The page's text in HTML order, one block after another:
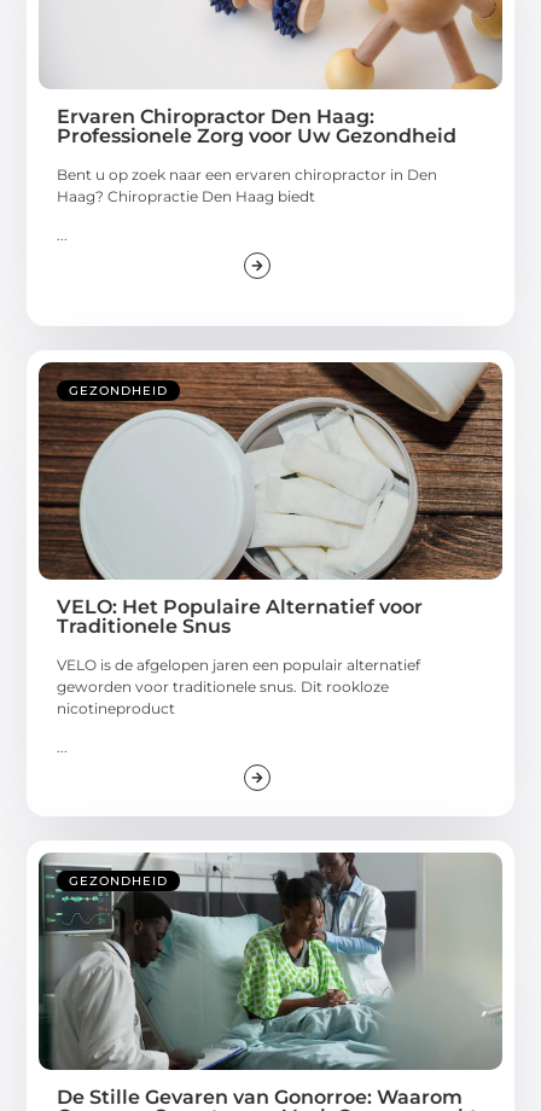
Ervaren Chiropractor Den Haag:
Professionele Zorg voor Uw Gezondheid
Bent u op zoek naar een ervaren chiropractor in Den
Haag? Chiropractie Den Haag biedt
GEZONDHEID
VELO: Het Populaire Alternatief voor
Traditionele Snus
VELO is de afgelopen jaren een populair alternatief
geworden voor traditionele snus. Dit rookloze
nicotineproduct
...
GEZONDHEID
De Stille Gevaren van Gonorroe: Waarom